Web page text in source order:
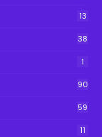
13
38
1
90
59
11